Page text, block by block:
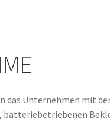
das Unternehmen mit
batteriebetriebenen